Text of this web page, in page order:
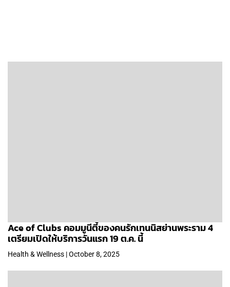
Ace of Clubs คอมมูนีตี้ของคนรักเทนนิสย่านพระราม 4
เตรียมเปิดให้บริการวันแรก 19 ต.ค. นี้
Health & Wellness | October 8, 2025